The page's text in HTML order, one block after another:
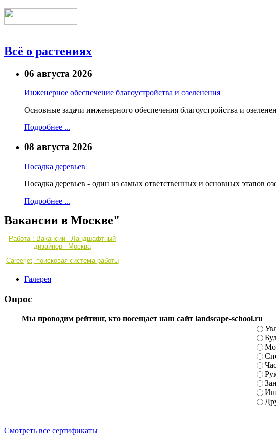
Всё о растениях
06 августа 2026
Инженерное обеспечение благоустройства и озеленения
Основные задачи инженерного обеспечения благоустройства и
Подробнее ...
08 августа 2026
Посадка деревьев
Посадка деревьев - один из самых ответственных и основных этапов
Подробнее ...
Вакансии в Москве"
Работа : Вакансии - Ландшафтный
дизайнер - Москва
Careerjet, поисковая система работы
Галерея
Опрос
Мы проводим рейтинг, кто посещает наш сайт landscape-school.ru
Смотреть все сертификаты